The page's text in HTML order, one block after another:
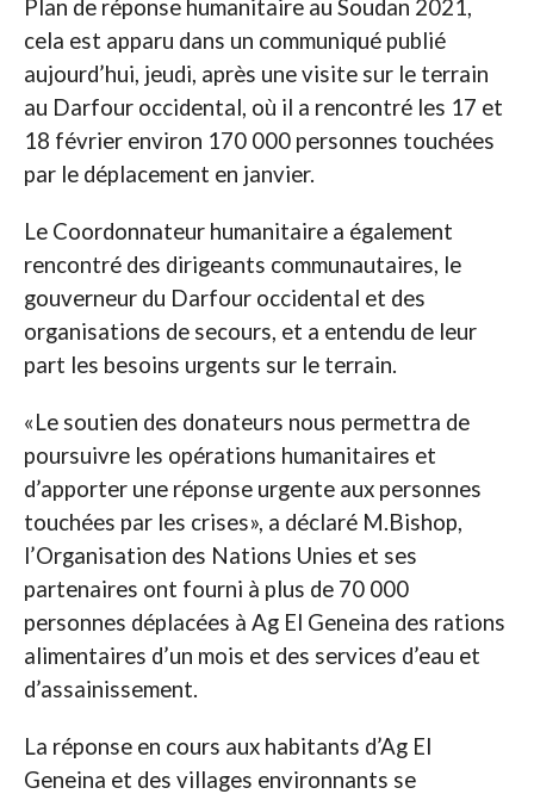
Plan de réponse humanitaire au Soudan 2021,
cela est apparu dans un communiqué publié
aujourd’hui, jeudi, après une visite sur le terrain
au Darfour occidental, où il a rencontré les 17 et
18 février environ 170 000 personnes touchées
par le déplacement en janvier.
Le Coordonnateur humanitaire a également
rencontré des dirigeants communautaires, le
gouverneur du Darfour occidental et des
organisations de secours, et a entendu de leur
part les besoins urgents sur le terrain.
«Le soutien des donateurs nous permettra de
poursuivre les opérations humanitaires et
d’apporter une réponse urgente aux personnes
touchées par les crises», a déclaré M.Bishop,
l’Organisation des Nations Unies et ses
partenaires ont fourni à plus de 70 000
personnes déplacées à Ag El Geneina des rations
alimentaires d’un mois et des services d’eau et
d’assainissement.
La réponse en cours aux habitants d’Ag El
Geneina et des villages environnants se